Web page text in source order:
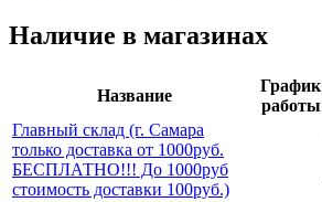
Наличие в магазинах
Название
График
работы
Главный склад (г. Самара
только доставка от 1000руб.
БЕСПЛАТНО!!! До 1000руб
стоимость доставки 100руб.)